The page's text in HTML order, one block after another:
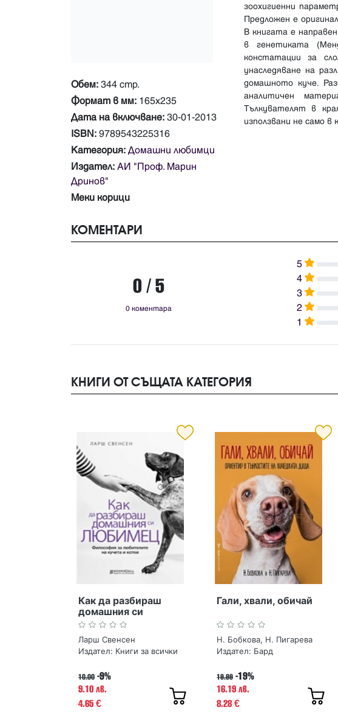
Обем: 344 стр.
Формат в мм: 165х235
Дата на включване: 30-01-2013
ISBN: 9789543225316
Категория: Домашни любимци
Издател: АИ "Проф. Марин
Дринов"
Меки корици
зоохигиенни
Предложен е
В книгата е
в генетиката
констатации за
унаследяване на
домашното куче.
аналитичен
Тълкувателят в
КОМЕНТАРИ
0 / 5
0 коментара
5
4
3
2
1
КНИГИ ОТ СЪЩАТА КАТЕГОРИЯ
Как да разбираш
домашния си
любимец?
Ларш Свенсен
Издател: Книги за всички
10.00 -9%
9.10 лв.
4.65 €
Гали, хвали, обичай
Н. Бобкова, Н. Пигарева
Издател: Бард
19.99 -19%
16.19 лв.
8.28€